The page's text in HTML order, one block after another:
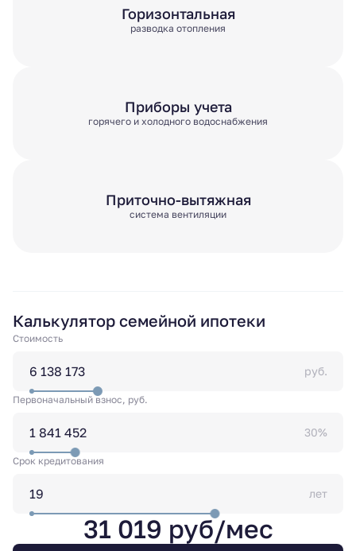
Горизонтальная
разводка отопления
Приборы учета
горячего и холодного водоснабжения
Приточно-вытяжная
система вентиляции
Калькулятор семейной ипотеки
Стоимость
руб.
Первоначальный взнос, руб.
30%
Срок кредитования
лет
31 019 руб/мес